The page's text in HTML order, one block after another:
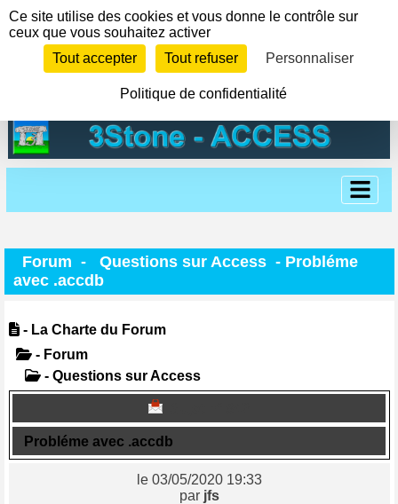
Forum - Questions sur Access - Probléme
avec .accdb
- La Charte du Forum
- Forum
- Questions sur Access
Probléme avec .accdb
le 03/05/2020 19:33
par jfs
Panneau de gestion des cookies
Ce site utilise des cookies et vous donne le contrôle sur
ceux que vous souhaitez activer
Tout accepter
Tout refuser Personnaliser
Politique de confidentialité